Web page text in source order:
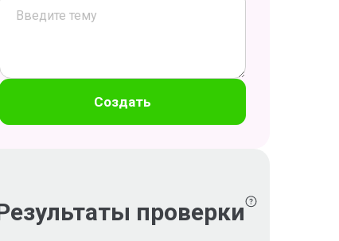
Создать
проверки